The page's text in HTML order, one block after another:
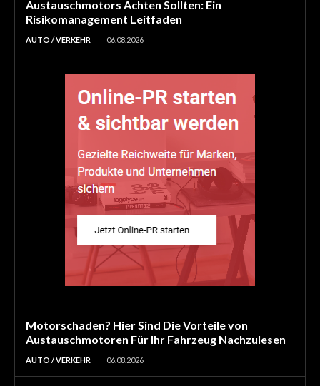
Austauschmotors Achten Sollten: Ein
Risikomanagement Leitfaden
AUTO / VERKEHR 06.08.2026
Motorschaden? Hier Sind Die Vorteile von
Austauschmotoren Für Ihr Fahrzeug Nachzulesen
AUTO / VERKEHR 06.08.2026